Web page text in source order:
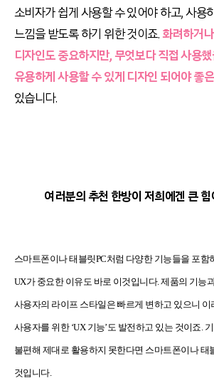
소비자가 쉽게 사용할 수 있어야 하고, 사용
느낌을 받도록 하기 위한 것이죠. 화려하거
디자인도 중요하지만, 무엇보다 직접 사용
유용하게 사용할 수 있게 디자인 되어야 좋
있습니다.
여러분의 추천 한방이 저희에겐 큰
스마트폰이나 태블릿PC처럼 다양한 기능들을 포함
UX가 중요한 이유도 바로 이것입니다. 제품의 기능
사용자의 라이프 스타일은 빠르게 변하고 있으니 이
사용자를 위한 ‘UX 기능’도 발전하고 있는 것이죠.
불편해 제대로 활용하지 못한다면 스마트폰이나 태
것입니다.